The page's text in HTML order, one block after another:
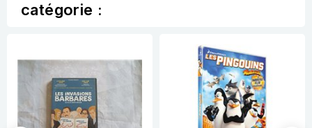
catégorie :